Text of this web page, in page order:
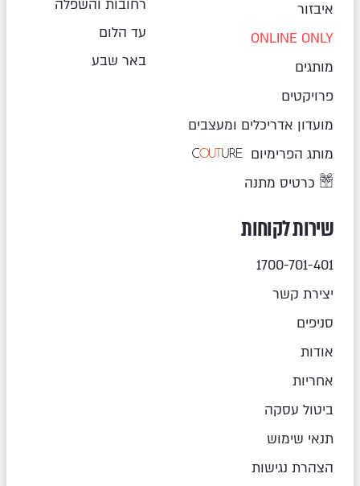
איבזור
ONLINE ONLY
מותגים
פרויקטים
מועדון אדריכלים ומעצבים
מותג הפרימיום
כרטיס מתנה
רחובות והשפלה
עד הלום
באר שבע
שירות לקוחות
1700-701-401
יצירת קשר
סניפים
אודות
אחריות
ביטול עסקה
תנאי שימוש
הצהרת נגישות